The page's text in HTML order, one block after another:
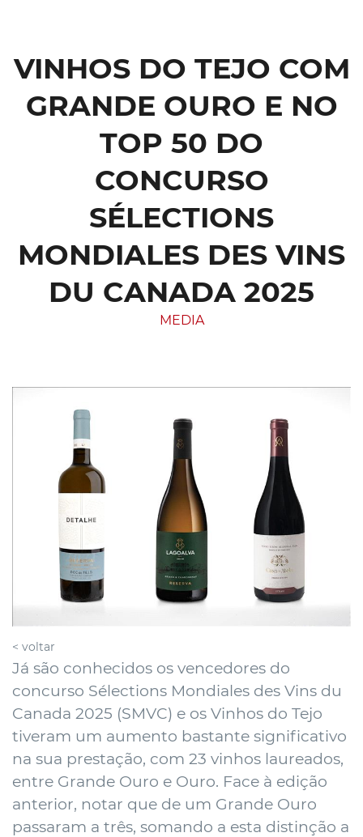
VINHOS DO TEJO COM
GRANDE OURO E NO
TOP 50 DO
CONCURSO
SÉLECTIONS
MONDIALES DES VINS
DU CANADA 2025
MEDIA
< voltar
Já são conhecidos os vencedores do
concurso Sélections Mondiales des Vins du
Canada 2025 (SMVC) e os Vinhos do Tejo
tiveram um aumento bastante significativo
na sua prestação, com 23 vinhos laureados,
entre Grande Ouro e Ouro. Face à edição
anterior, notar que de um Grande Ouro
passaram a três, somando a esta distinção a